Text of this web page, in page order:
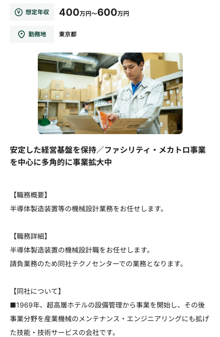
想定年収 400万円～600万円
勤務地 東京都
安定した経営基盤を保持／ファシリティ・メカトロ事業
を中心に多角的に事業拡大中
【職務概要】
半導体製造装置等の機械設計業務をお任せします。
【職務詳細】
半導体製造装置の機械設計職をお任せします。
請負業務のため同社テクノセンターでの業務となります。
【同社について】
■1969年、超高層ホテルの設備管理から事業を開始し、その後
事業分野を産業機械のメンテナンス・エンジニアリングにも拡げ
た技能・技術サービスの会社です。